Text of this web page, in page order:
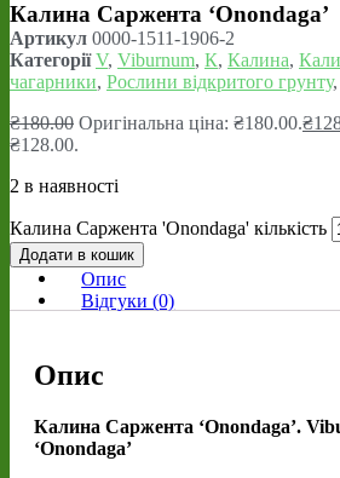
Калина Саржента ‘Onondaga’
Артикул 0000-1511-1906-2
Категорії V, Viburnum, К, Калина,
чагарники, Рослини відкритого грунту,
₴180.00 Оригінальна ціна: ₴180.00.₴
₴128.00.
2 в наявності
Калина Саржента 'Onondaga' кількість
Додати в кошик
Опис
Відгуки (0)
Опис
Калина Саржента ‘Onondaga’.
‘Onondaga’